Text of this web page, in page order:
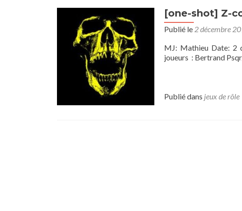
[one-shot] Z-
Publié le 2 décembre
MJ: Mathieu Date: 2
joueurs : Bertrand
Publié dans jeux de rôle